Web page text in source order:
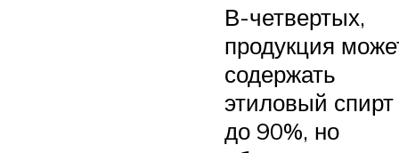
В-четвертых,
продукция
содержать
этиловый спирт
до 90%, но